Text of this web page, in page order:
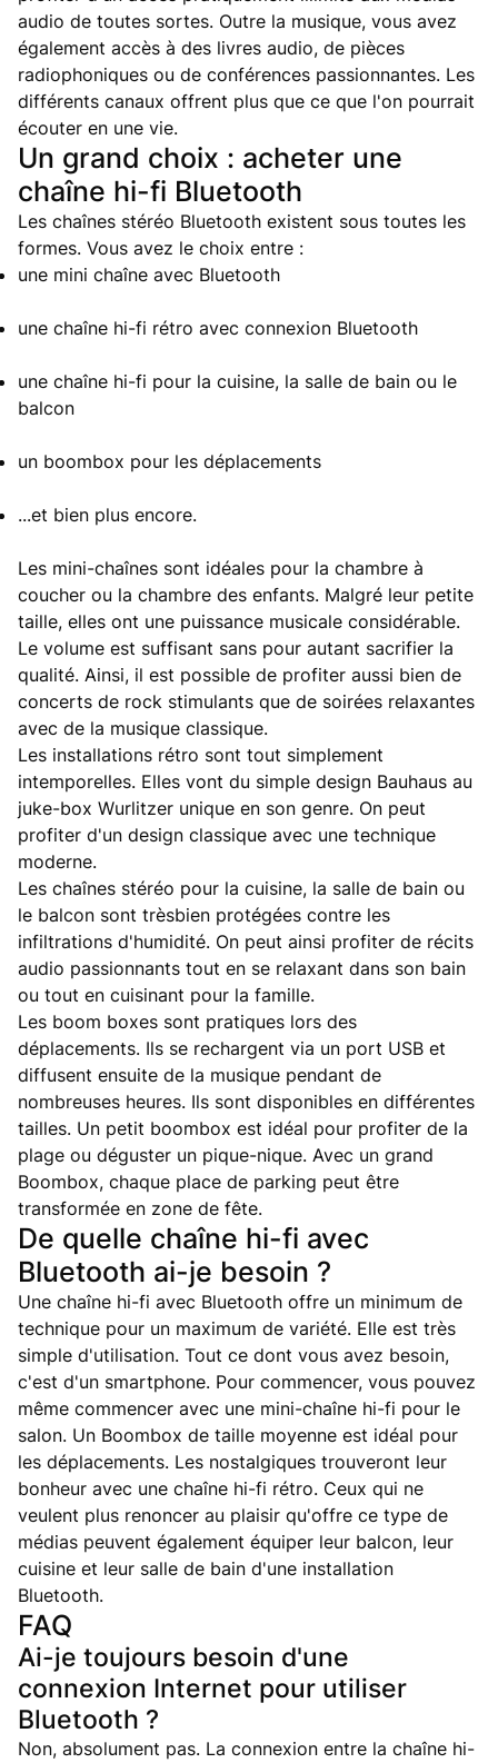
audio de toutes sortes. Outre la musique, vous avez
également accès à des livres audio, de pièces
radiophoniques ou de conférences passionnantes. Les
différents canaux offrent plus que ce que l'on pourrait
écouter en une vie.
Un grand choix : acheter une
chaîne hi-fi Bluetooth
Les chaînes stéréo Bluetooth existent sous toutes les
formes. Vous avez le choix entre :
une mini chaîne avec Bluetooth
une chaîne hi-fi rétro avec connexion Bluetooth
une chaîne hi-fi pour la cuisine, la salle de bain ou le
balcon
un boombox pour les déplacements
...et bien plus encore.
Les mini-chaînes sont idéales pour la chambre à
coucher ou la chambre des enfants. Malgré leur petite
taille, elles ont une puissance musicale considérable.
Le volume est suffisant sans pour autant sacrifier la
qualité. Ainsi, il est possible de profiter aussi bien de
concerts de rock stimulants que de soirées relaxantes
avec de la musique classique.
Les installations rétro sont tout simplement
intemporelles. Elles vont du simple design Bauhaus au
juke-box Wurlitzer unique en son genre. On peut
profiter d'un design classique avec une technique
moderne.
Les chaînes stéréo pour la cuisine, la salle de bain ou
le balcon sont trèsbien protégées contre les
infiltrations d'humidité. On peut ainsi profiter de récits
audio passionnants tout en se relaxant dans son bain
ou tout en cuisinant pour la famille.
Les boom boxes sont pratiques lors des
déplacements. Ils se rechargent via un port USB et
diffusent ensuite de la musique pendant de
nombreuses heures. Ils sont disponibles en différentes
tailles. Un petit boombox est idéal pour profiter de la
plage ou déguster un pique-nique. Avec un grand
Boombox, chaque place de parking peut être
transformée en zone de fête.
De quelle chaîne hi-fi avec
Bluetooth ai-je besoin ?
Une chaîne hi-fi avec Bluetooth offre un minimum de
technique pour un maximum de variété. Elle est très
simple d'utilisation. Tout ce dont vous avez besoin,
c'est d'un smartphone. Pour commencer, vous pouvez
même commencer avec une mini-chaîne hi-fi pour le
salon. Un Boombox de taille moyenne est idéal pour
les déplacements. Les nostalgiques trouveront leur
bonheur avec une chaîne hi-fi rétro. Ceux qui ne
veulent plus renoncer au plaisir qu'offre ce type de
médias peuvent également équiper leur balcon, leur
cuisine et leur salle de bain d'une installation
Bluetooth.
FAQ
Ai-je toujours besoin d'une
connexion Internet pour utiliser
Bluetooth ?
Non, absolument pas. La connexion entre la chaîne hi-